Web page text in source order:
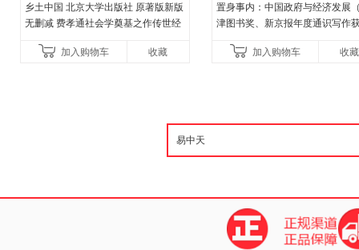
乡土中国 北京大学出版社 原著版新版
无删减 费孝通社会学奠基之作传世经
加入购物车 收藏
置身事内：中国政府与经济发展
津图书奖、新京报年度通识写作
菘、张军、周黎安、王烁联
加入购物车 收藏